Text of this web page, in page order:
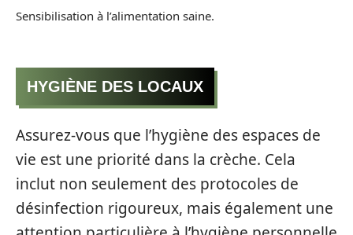
Sensibilisation à l’alimentation saine.
HYGIÈNE DES LOCAUX
Assurez-vous que l’hygiène des espaces de
vie est une priorité dans la crèche. Cela
inclut non seulement des protocoles de
désinfection rigoureux, mais également une